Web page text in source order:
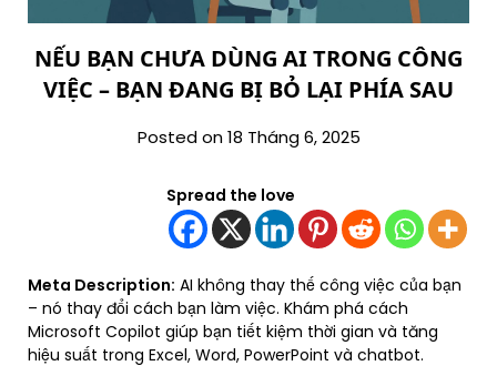
NẾU BẠN CHƯA DÙNG AI TRONG CÔNG
VIỆC – BẠN ĐANG BỊ BỎ LẠI PHÍA SAU
Posted on 18 Tháng 6, 2025
Spread the love
Meta Description: AI không thay thế công việc của bạn
– nó thay đổi cách bạn làm việc. Khám phá cách
Microsoft Copilot giúp bạn tiết kiệm thời gian và tăng
hiệu suất trong Excel, Word, PowerPoint và chatbot.